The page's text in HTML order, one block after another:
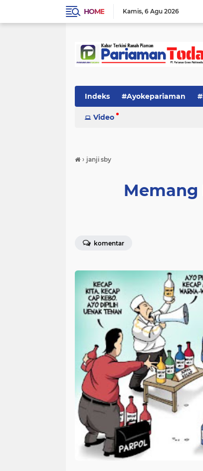
HOME Kamis 6 Agu 2026
Indeks #Ayokepariaman
Video
› janji sby
Memang
komentar